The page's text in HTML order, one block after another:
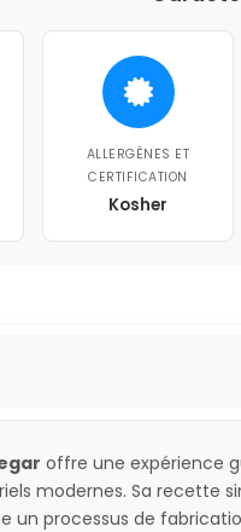
ALLERGÈNES ET
CERTIFICATION
Kosher
offre une expérience
modernes. Sa recette
un processus de